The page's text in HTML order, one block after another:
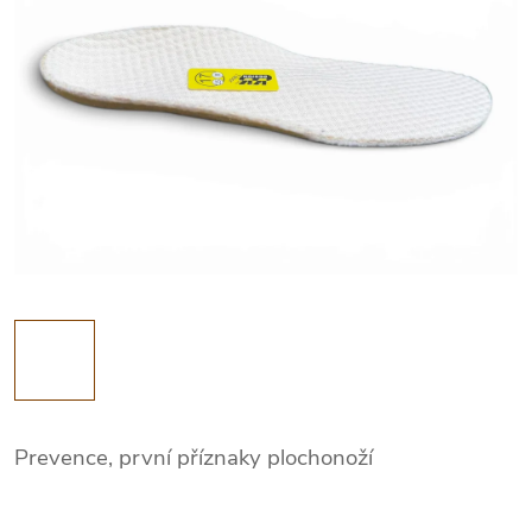
Prevence, první příznaky plochonoží